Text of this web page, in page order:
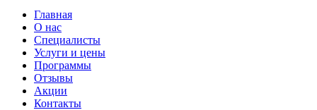
Главная
О нас
Cпециалисты
Услуги и цены
Программы
Отзывы
Акции
Контакты